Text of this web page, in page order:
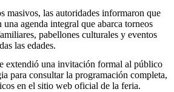
masivos, las autoridades informaron que
agenda integral que abarca torneos
pabellones culturales y eventos
las edades.
extendió una invitación formal al público
para consultar la programación completa,
en el sitio web oficial de la feria.